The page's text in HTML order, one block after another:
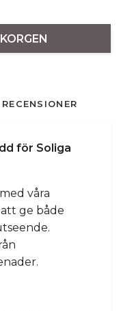
RECENSIONER
för Soliga
våra
ge både